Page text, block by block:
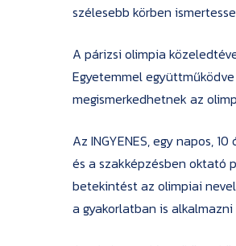
szélesebb körben
A párizsi olimpia
Egyetemmel
megismerkedhetnek az
Az INGYENES, egy napos,
és a szakképzésben oktató
betekintést az olimpiai
a gyakorlatban is